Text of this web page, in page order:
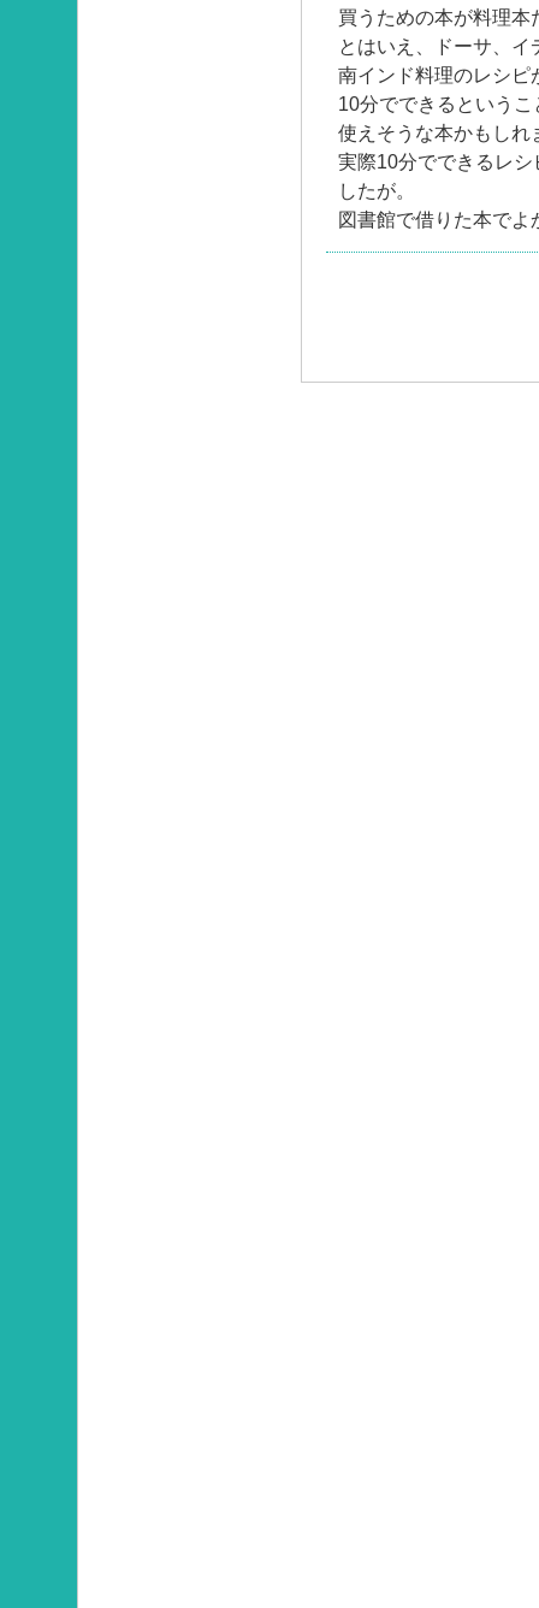
買うための本が料理本
とはいえ、ドーサ、
南インド料理のレシピ
10分でできるという
使えそうな本かもしれ
実際10分でできるレ
したが。
図書館で借りた本でよ